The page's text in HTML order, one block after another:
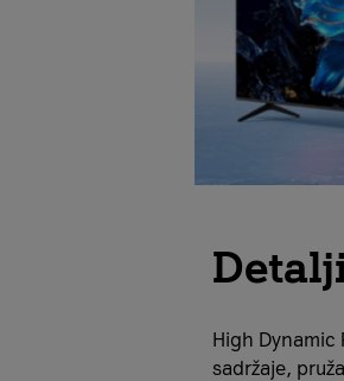
High Dynamic
sadržaje, pruža